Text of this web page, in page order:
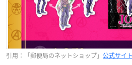
引用：「郵便局のネットショップ」 公式サイト